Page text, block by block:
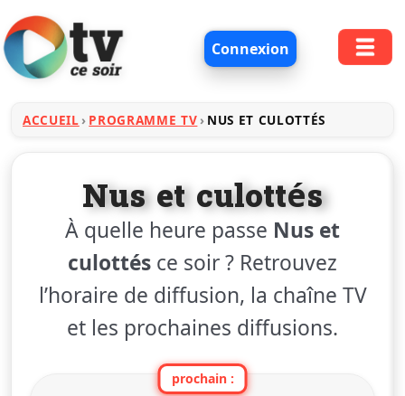
Connexion
ACCUEIL PROGRAMME TV NUS ET CULOTTÉS
Nus et culottés
À quelle heure passe Nus et
culottés ce soir ? Retrouvez
l’horaire de diffusion, la chaîne TV
et les prochaines diffusions.
prochain :